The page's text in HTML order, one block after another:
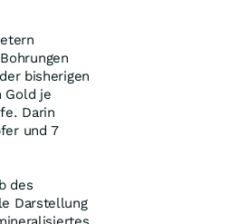
bisherigen
Gold je
Darin
und 7
des
Darstellung